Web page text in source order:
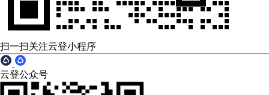
扫一扫关注云登小程序
云登公众号